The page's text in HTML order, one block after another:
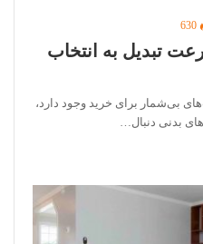
630
تبدیل به انتخاب
بی‌شمار برای خرید وجود دارد،
بدنی دنبال…